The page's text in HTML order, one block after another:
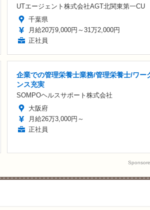
UTエージェント株式会社AGT北関東第一CU
千葉県
月給20万9,000円～31万2,000円
正社員
企業での管理栄養士業務/管理栄養士/ワー
ンス充実
SOMPOヘルスサポート株式会社
大阪府
月給26万3,000円～
正社員